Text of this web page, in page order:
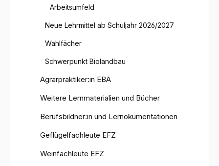
Arbeitsumfeld
Neue Lehrmittel ab Schuljahr 2026/2027
Wahlfächer
Schwerpunkt Biolandbau
Agrarpraktiker:in EBA
Weitere Lernmaterialien und Bücher
Berufsbildner:in und Lernokumentationen
Geflügelfachleute EFZ
Weinfachleute EFZ